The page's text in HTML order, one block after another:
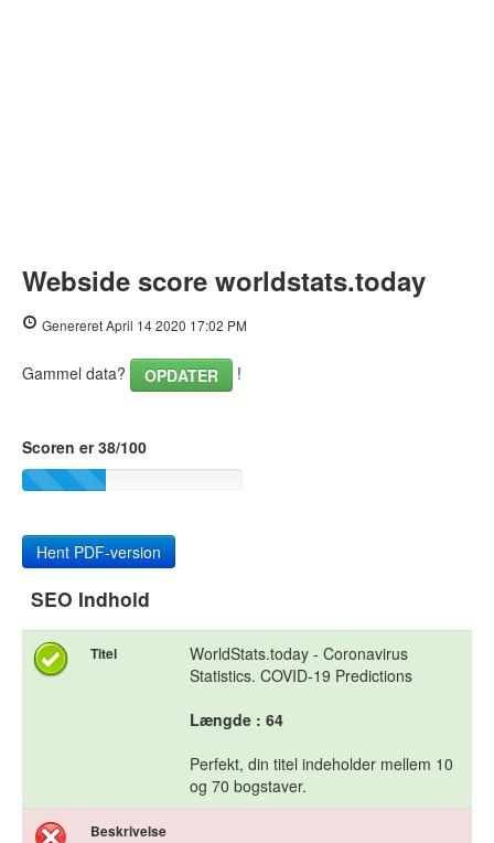
Webside score worldstats.today
Genereret April 14 2020 17:02 PM
Gammel data? OPDATER !
Scoren er 38/100
Hent PDF-version
SEO Indhold
Titel
WorldStats.today - Coronavirus
Statistics. COVID-19 Predictions
Længde : 64
Perfekt, din titel indeholder mellem 10
og 70 bogstaver.
Beskrivelse